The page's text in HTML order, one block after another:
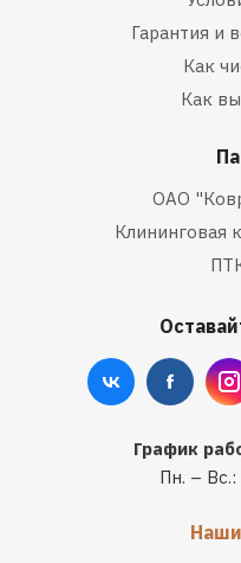
Гарантия и
Как
Как
ОАО
Клининговая
График
Пн. –